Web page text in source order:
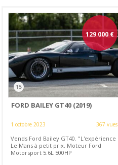
129 000 €
15
FORD BAILEY GT40 (2019)
1 octobre 2023 367 vues
Vends Ford Bailey GT40. "L'expérience
Le Mans à petit prix. Moteur Ford
Motorsport 5.6L 500HP